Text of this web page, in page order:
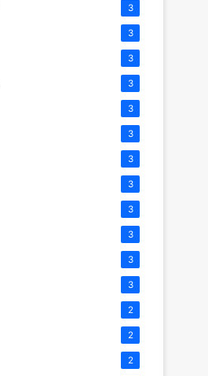
3
3
3
3
3
3
3
3
3
3
3
3
2
2
2